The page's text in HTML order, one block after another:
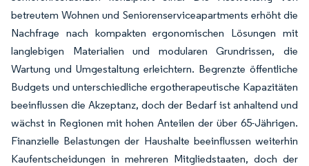
betreutem Wohnen und Seniorenserviceapartments erhöht die
Nachfrage nach kompakten ergonomischen Lösungen mit
langlebigen Materialien und modularen Grundrissen, die
Wartung und Umgestaltung erleichtern. Begrenzte öffentliche
Budgets und unterschiedliche ergotherapeutische Kapazitäten
beeinflussen die Akzeptanz, doch der Bedarf ist anhaltend und
wächst in Regionen mit hohen Anteilen der über 65-Jährigen.
Finanzielle Belastungen der Haushalte beeinflussen weiterhin
Kaufentscheidungen in mehreren Mitgliedstaaten, doch der